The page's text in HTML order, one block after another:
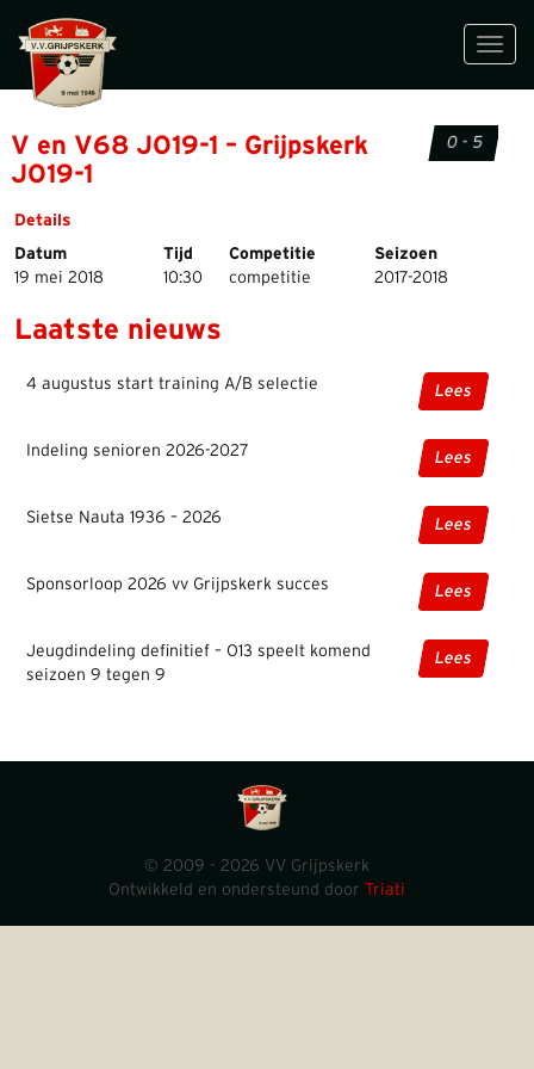
V en V68 JO19-1 – Grijpskerk
JO19-1
0 - 5
Details
Datum
Tijd Competitie
Seizoen
19 mei 2018
10:30 competitie 2017-2018
Laatste nieuws
4 augustus start training A/B selectie Lees
Indeling senioren 2026-2027 Lees
Sietse Nauta 1936 – 2026 Lees
Sponsorloop 2026 vv Grijpskerk succes Lees
Jeugdindeling definitief – O13 speelt komend
seizoen 9 tegen 9
Lees
© 2009 - 2026 VV Grijpskerk
Ontwikkeld en ondersteund door Triati